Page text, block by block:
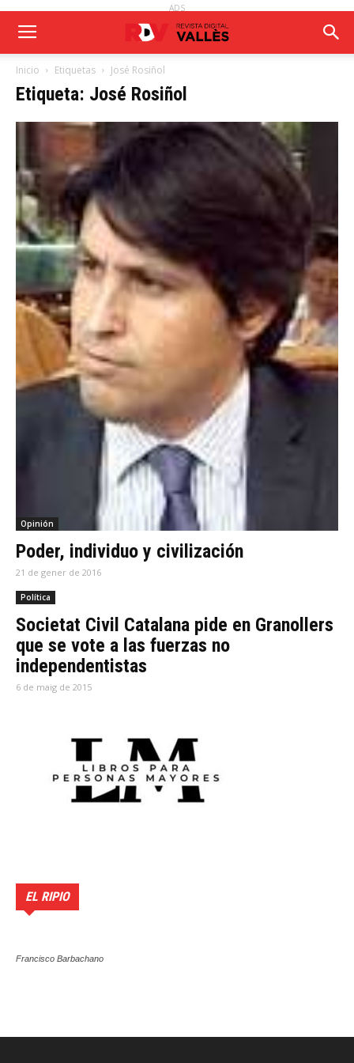
ADS
Inicio Etiquetas José Rosiñol
Etiqueta: José Rosiñol
Opinión
Poder, individuo y civilización
21 de gener de 2016
Política
Societat Civil Catalana pide en Granollers
que se vote a las fuerzas no
independentistas
6 de maig de 2015
EL RIPIO
Francisco Barbachano